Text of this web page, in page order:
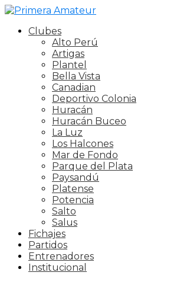
Clubes
Alto Perú
Artigas
Plantel
Bella Vista
Canadian
Deportivo Colonia
Huracán
Huracán Buceo
La Luz
Los Halcones
Mar de Fondo
Parque del Plata
Paysandú
Platense
Potencia
Salto
Salus
Fichajes
Partidos
Entrenadores
Institucional